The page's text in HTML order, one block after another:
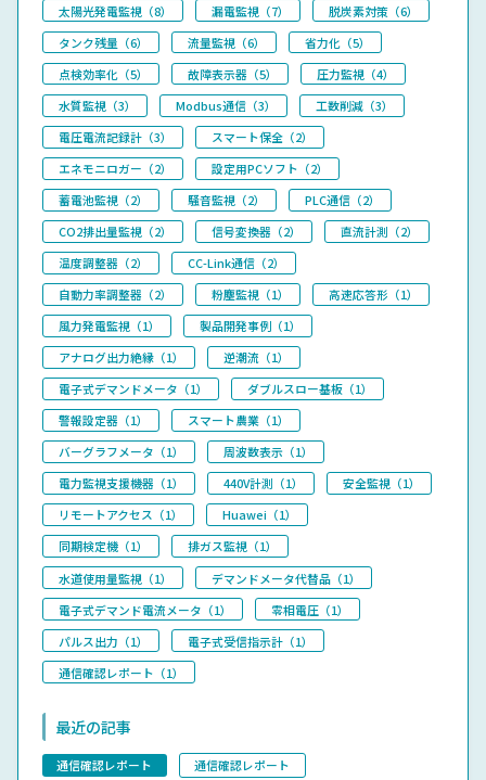
太陽光発電監視（8）
漏電監視（7）
脱炭素対策（6）
タンク残量（6）
流量監視（6）
省力化（5）
点検効率化（5）
故障表示器（5）
圧力監視（4）
水質監視（3）
Modbus通信（3）
工数削減（3）
電圧電流記録計（3）
スマート保全（2）
エネモニロガー（2）
設定用PCソフト（2）
蓄電池監視（2）
騒音監視（2）
PLC通信（2）
CO2排出量監視（2）
信号変換器（2）
直流計測（2）
温度調整器（2）
CC-Link通信（2）
自動力率調整器（2）
粉塵監視（1）
高速応答形（1）
風力発電監視（1）
製品開発事例（1）
アナログ出力絶縁（1）
逆潮流（1）
電子式デマンドメータ（1）
ダブルスロー基板（1）
警報設定器（1）
スマート農業（1）
バーグラフメータ（1）
周波数表示（1）
電力監視支援機器（1）
440V計測（1）
安全監視（1）
リモートアクセス（1）
Huawei（1）
同期検定機（1）
排ガス監視（1）
水道使用量監視（1）
デマンドメータ代替品（1）
電子式デマンド電流メータ（1）
零相電圧（1）
パルス出力（1）
電子式受信指示計（1）
通信確認レポート（1）
最近の記事
通信確認レポート 通信確認レポート